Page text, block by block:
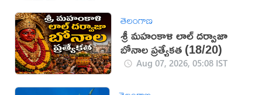
తెలంగాణ
శ్రీ మహంకాళి లాల్ దర్వాజా
బోనాల ప్రత్యేకత (18/20)
Aug 07, 2026, 05:08 IST